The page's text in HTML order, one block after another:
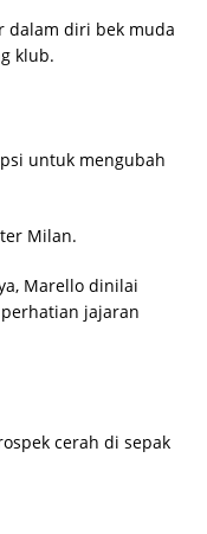
dalam diri bek muda
klub.
untuk mengubah
Milan.
Marello dinilai
jajaran
cerah di sepak